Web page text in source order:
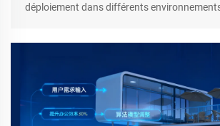
déploiement dans différents